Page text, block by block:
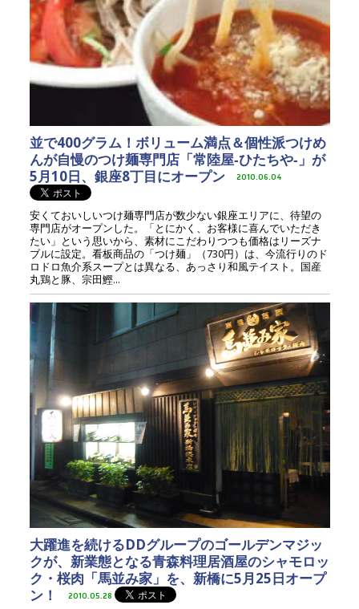
並で400グラム！ボリューム満点＆個性派つけめ
んが自慢のつけ麺専門店「常陸屋‐ひたちや‐」が
5月10日、銀座8丁目にオープン
2010.06.04
安くておいしいつけ麺専門店が数少ない銀座エリアに、待望の
専門店がオープンした。「とにかく、お客様に喜んでいただき
たい」という思いから、素材にこだわりつつも価格はリーズナ
ブルに設定。看板商品の「つけ麺」（730円）は、今流行りのド
ロドロ魚介系スープとは異なる、あっさり和風テイスト。国産
丸鶏と豚、宗田鰹...
大躍進を続けるDDグループのゴールデンマジッ
クが、新業態となる青森料理居酒屋のシャモロッ
ク・桜肉「馬並み家」を、新橋に5月25日オープ
ン！
2010.05.28